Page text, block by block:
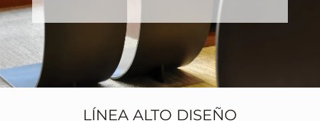
LÍNEA ALTO DISEÑO